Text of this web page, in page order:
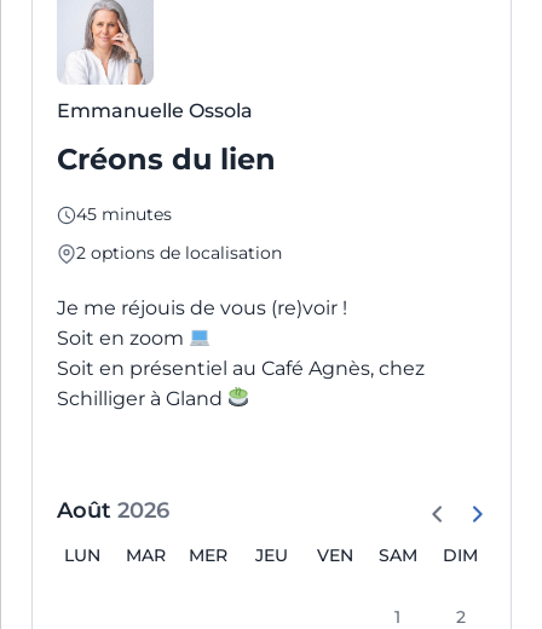
Emmanuelle Ossola
Créons du lien
45 minutes
2 options de localisation
Je me réjouis de vous (re)voir !
Soit en zoom
Soit en présentiel au Café Agnès, chez
Schilliger à Gland
Août 2026
LUN MAR MER JEU VEN SAM DIM
1 2